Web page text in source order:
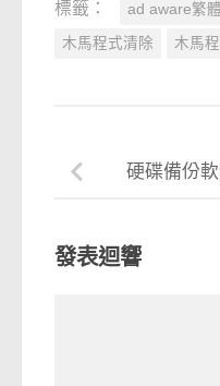
標籤： ad aware繁
木馬程式清除 木馬
硬碟備份
發表迴響